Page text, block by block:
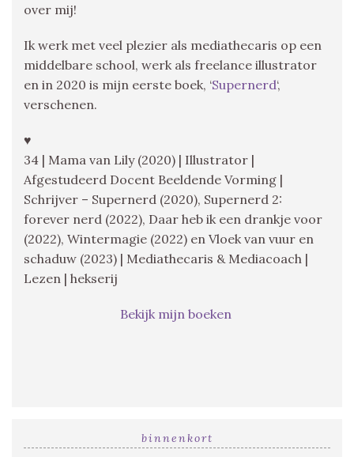
over mij!
Ik werk met veel plezier als mediathecaris op een
middelbare school, werk als freelance illustrator
en in 2020 is mijn eerste boek, ‘Supernerd‘,
verschenen.
♥
34 | Mama van Lily (2020) | Illustrator |
Afgestudeerd Docent Beeldende Vorming |
Schrijver – Supernerd (2020), Supernerd 2:
forever nerd (2022), Daar heb ik een drankje voor
(2022), Wintermagie (2022) en Vloek van vuur en
schaduw (2023) | Mediathecaris & Mediacoach |
Lezen | hekserij
Bekijk mijn boeken
binnenkort